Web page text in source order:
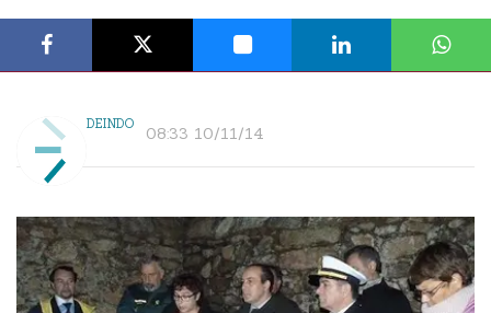
DEINDO 08:33 10/11/14